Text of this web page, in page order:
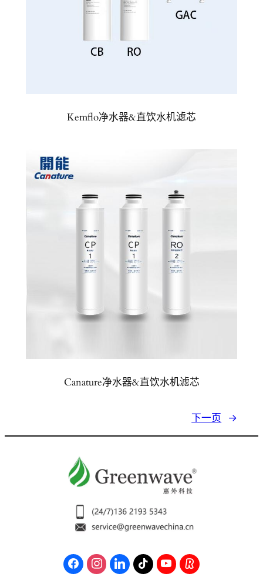
Kemflo净水器&直饮水机滤芯
Canature净水器&直饮水机滤芯
下一页 →